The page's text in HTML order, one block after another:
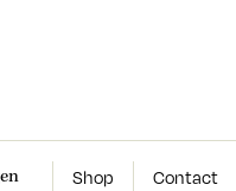
Shop Contact